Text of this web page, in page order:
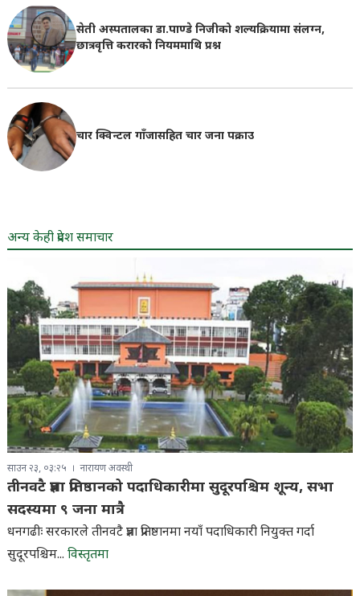
सेती अस्पतालका डा.पाण्डे निजीको शल्यक्रियामा संलग्न,
छात्रवृत्ति करारको नियममाथि प्रश्न
चार क्विन्टल गाँजासहित चार जना पक्राउ
अन्य केही प्रदेश समाचार
साउन २३, ०३:२५ नारायण अवस्थी
तीनवटै प्रज्ञा प्रतिष्ठानको पदाधिकारीमा सुदूरपश्चिम शून्य, सभा
सदस्यमा ९ जना मात्रै
धनगढीः सरकारले तीनवटै प्रज्ञा प्रतिष्ठानमा नयाँ पदाधिकारी नियुक्त गर्दा
सुदूरपश्चिम... विस्तृतमा